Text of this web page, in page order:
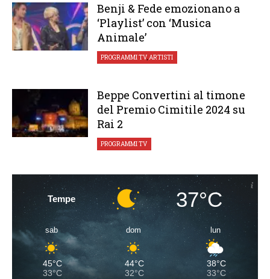
Benji & Fede emozionano a
‘Playlist’ con ‘Musica
Animale’
PROGRAMMI TV,ARTISTI
Beppe Convertini al timone
del Premio Cimitile 2024 su
Rai 2
PROGRAMMI TV
Tempe 37°C
sab
45°C
33°C
dom
44°C
32°C
lun
38°C
33°C